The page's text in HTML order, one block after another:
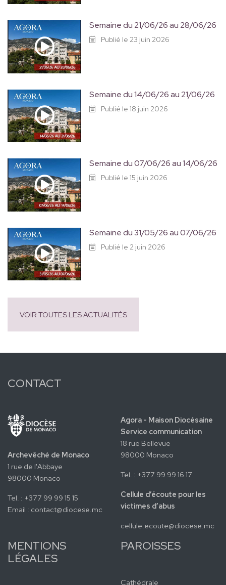
Semaine du 21/06/26 au 28/06/26
Publié le 23 juin 2026
Semaine du 14/06/26 au 21/06/26
Publié le 18 juin 2026
Semaine du 07/06/26 au 14/06/26
Publié le 15 juin 2026
Semaine du 31/05/26 au 07/06/26
Publié le 2 juin 2026
VOIR TOUTES LES ACTUALITÉS
CONTACT
Archevêché de Monaco
1 rue de l'Abbaye
98000 Monaco
Tel. : +377 99 99 15 15
Email : contact@diocese.mc
Agora - Maison Diocésaine
Service communication
18 rue Bellevue
98000 Monaco
Tel. : +377 99 99 16 17
Cellule d’écoute pour les
victimes d’abus
cellule.ecoute@diocese.mc
MENTIONS
LÉGALES
PAROISSES
Cathédrale